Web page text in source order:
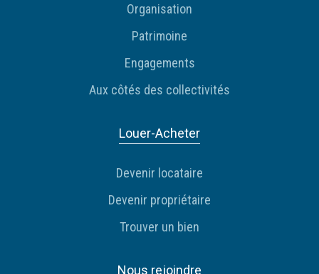
Organisation
Patrimoine
Engagements
Aux côtés des collectivités
Louer-Acheter
Devenir locataire
Devenir propriétaire
Trouver un bien
Nous rejoindre